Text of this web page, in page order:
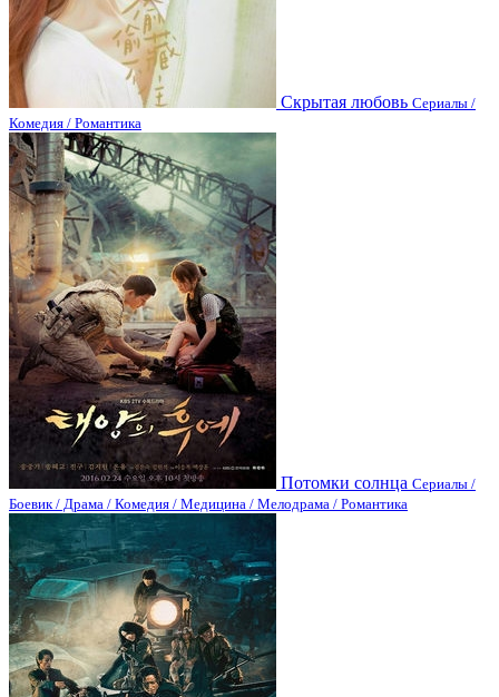
Скрытая любовь Сериалы /
Комедия / Романтика
Потомки солнца Сериалы /
Боевик / Драма / Комедия / Медицина / Мелодрама / Романтика